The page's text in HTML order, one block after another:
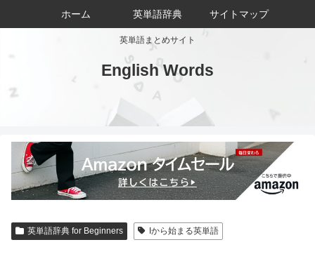
英単語まとめサイト
English Words
ホーム 英単語辞典 サイトマップ
英単語辞典 for Beginners Iから始まる英単語